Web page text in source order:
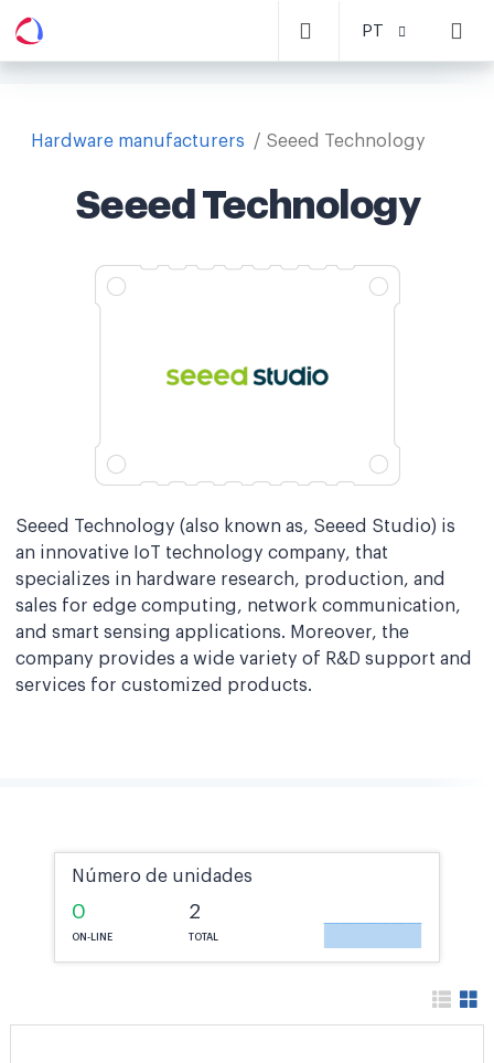
PT
Hardware manufacturers Seeed Technology
Seeed Technology
Seeed Technology (also known as, Seeed Studio) is
an innovative IoT technology company, that
specializes in hardware research, production, and
sales for edge computing, network communication,
and smart sensing applications. Moreover, the
company provides a wide variety of R&D support and
services for customized products.
Número de unidades
0
ON-LINE
2
TOTAL